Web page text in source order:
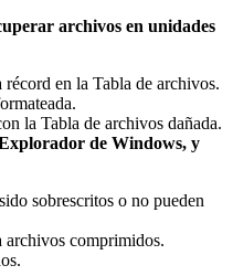
archivos en unidades
en la Tabla de archivos.
la Tabla de archivos dañada.
de Windows, y
sobrescritos o no pueden
archivos comprimidos.